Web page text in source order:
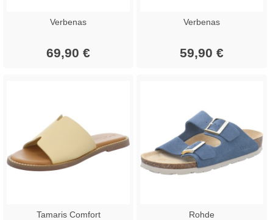
Verbenas
69,90 €
Verbenas
59,90 €
Tamaris Comfort Rohde